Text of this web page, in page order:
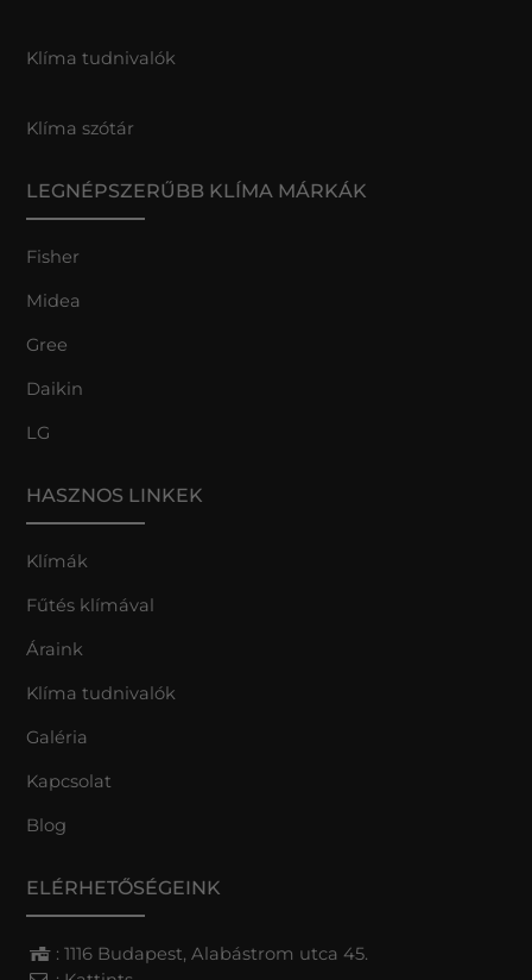
Klíma tudnivalók
Klíma szótár
LEGNÉPSZERŰBB KLÍMA MÁRKÁK
Fisher
Midea
Gree
Daikin
LG
HASZNOS LINKEK
Klímák
Fűtés klímával
Áraink
Klíma tudnivalók
Galéria
Kapcsolat
Blog
ELÉRHETŐSÉGEINK
: 1116 Budapest, Alabástrom utca 45.